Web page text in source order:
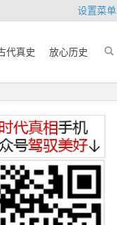
设置菜单
代真史 放心历史